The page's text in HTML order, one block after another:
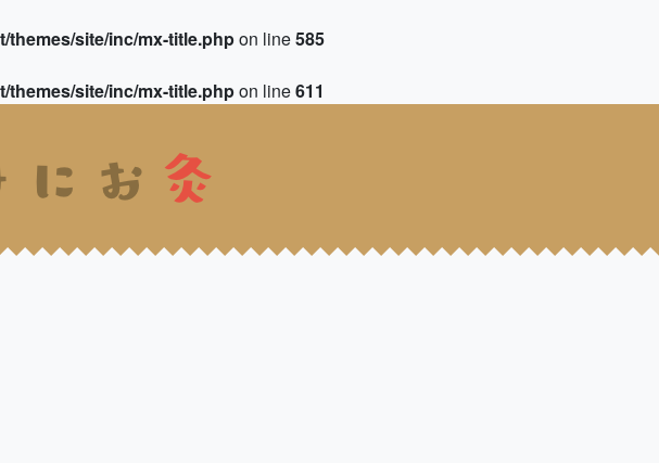
themes/site/inc/mx-title.phpon line585
themes/site/inc/mx-title.phpon line611